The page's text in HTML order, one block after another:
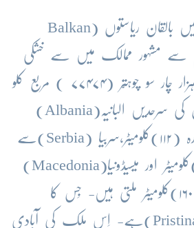
بالقان ریاستوں (Balkan
مشہور ممالک میں سے خشکی
میں محصور کوسوو ستتّر ہزار چار سو چوہتّر (۷۷۴۷۴ ) مربع کلو
سرحدیں البانیہ(Albania
)
(
Serbia )سے
(Macedonia)
سے ایک سو ساٹھ (۱۶۰)کلومیٹر ملتی ہیں- جِس کا
)ہے- اِس ملک کی آبادی